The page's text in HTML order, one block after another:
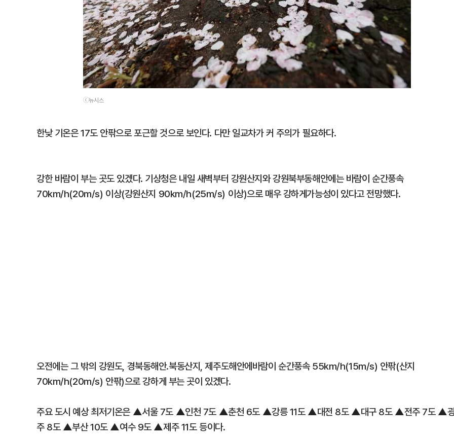
ⓒ뉴시스
한낮 기온은 17도 안팎으로 포근할 것으로 보인다. 다만 일교차가 커 주의가 필요하다.
강한 바람이 부는 곳도 있겠다. 기상청은 내일 새벽부터 강원산지와 강원북부동해안에는 바람이 순간풍속
70km/h(20m/s) 이상(강원산지 90km/h(25m/s) 이상)으로 매우 강하게가능성이 있다고 전망했다.
오전에는 그 밖의 강원도, 경북동해안.북동산지, 제주도해안에바람이 순간풍속 55km/h(15m/s) 안팎(산지
70km/h(20m/s) 안팎)으로 강하게 부는 곳이 있겠다.
주요 도시 예상 최저기온은 ▲서울 7도 ▲인천 7도 ▲춘천 6도 ▲강릉 11도 ▲대전 8도 ▲대구 8도 ▲전주 7도 ▲
주 8도 ▲부산 10도 ▲여수 9도 ▲제주 11도 등이다.
5
SK하이닉스 하한가라고?…
초가 논란 재점화